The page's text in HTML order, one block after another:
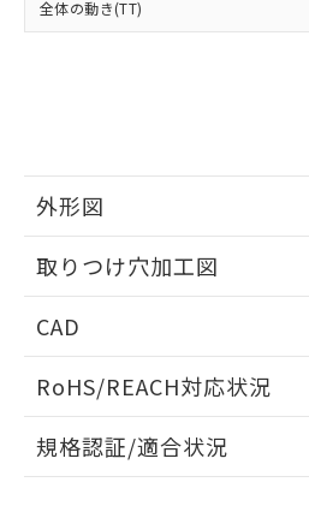
全体の動き(TT)
外形図
取りつけ穴加工図
CAD
ドすることができます。
ログイン/会
RoHS/REACH対応状況
EU RoHS 注意事項・凡例
規格認証/適合状況
をご了承ください。
※当社の共同利用者
EU RoHS指令（10物質）
物質の対応では、対応完
荷製品に未対応品が混在す
既に当社にて対応品への
していることから、特段の
り、2022年1月12日より